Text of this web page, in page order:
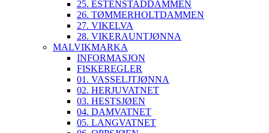
25. ESTENSTADDAMMEN
26. TØMMERHOLTDAMMEN
27. VIKELVA
28. VIKERAUNTJØNNA
MALVIKMARKA
INFORMASJON
FISKEREGLER
01. VASSELJTJØNNA
02. HERJUVATNET
03. HESTSJØEN
04. DAMVATNET
05. LANGVATNET